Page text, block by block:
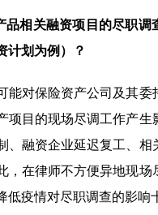
品相关融资项目的尽职调
计划为例）？
能对保险资产公司及其委
项目的现场尽调工作产生
、融资企业延迟复工、相
，在律师不方便异地现场
低疫情对尽职调查的影响